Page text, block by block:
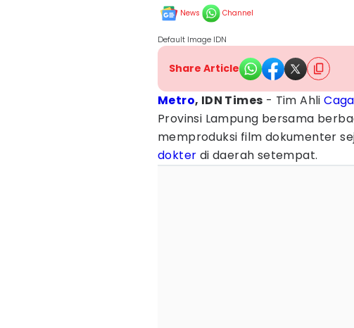
News Channel
Default Image IDN
Share Article
Metro, IDN Times - Tim Ahli
Provinsi Lampung bersama
memproduksi film dokumenter
dokter di daerah setempat.